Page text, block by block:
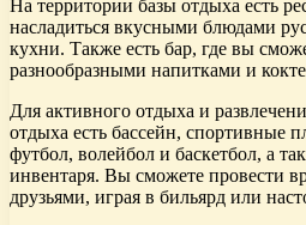
На территории базы отдыха есть
насладиться вкусными блюдами
кухни. Также есть бар, где вы
разнообразными напитками и
Для активного отдыха и
отдыха есть бассейн, спортивные
футбол, волейбол и баскетбол, а
инвентаря. Вы сможете провести
друзьями, играя в бильярд или